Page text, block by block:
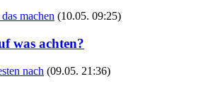
machen (10.05. 09:25)
was achten?
nach (09.05. 21:36)